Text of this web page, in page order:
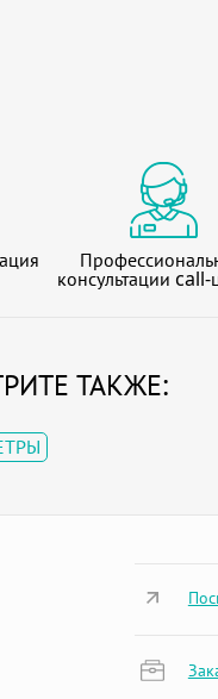
консультации call-
ТАКЖЕ: